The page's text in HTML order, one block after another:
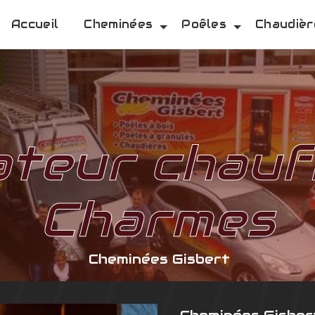
Accueil Cheminées Poêles
Charmes
Cheminées Gisbert